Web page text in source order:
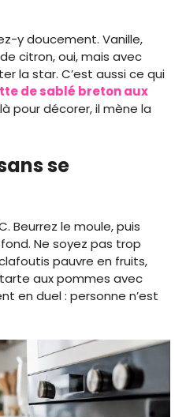
y doucement. Vanille,
citron, oui, mais avec
la star. C’est aussi ce qui
de sablé breton aux
pour décorer, il mène la
se
Beurrez le moule, puis
Ne soyez pas trop
pauvre en fruits,
aux pommes avec
en duel : personne n’est